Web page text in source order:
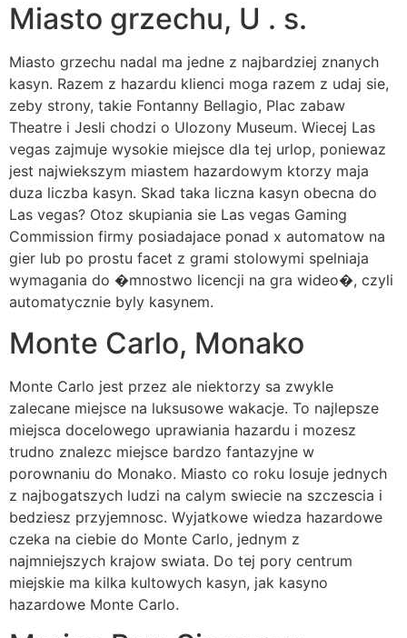
Miasto grzechu, U . s.
Miasto grzechu nadal ma jedne z najbardziej znanych
kasyn. Razem z hazardu klienci moga razem z udaj sie,
zeby strony, takie Fontanny Bellagio, Plac zabaw
Theatre i Jesli chodzi o Ulozony Museum. Wiecej Las
vegas zajmuje wysokie miejsce dla tej urlop, poniewaz
jest najwiekszym miastem hazardowym ktorzy maja
duza liczba kasyn. Skad taka liczna kasyn obecna do
Las vegas? Otoz skupiania sie Las vegas Gaming
Commission firmy posiadajace ponad x automatow na
gier lub po prostu facet z grami stolowymi spelniaja
wymagania do �mnostwo licencji na gra wideo�, czyli
automatycznie byly kasynem.
Monte Carlo, Monako
Monte Carlo jest przez ale niektorzy sa zwykle
zalecane miejsce na luksusowe wakacje. To najlepsze
miejsca docelowego uprawiania hazardu i mozesz
trudno znalezc miejsce bardzo fantazyjne w
porownaniu do Monako. Miasto co roku losuje jednych
z najbogatszych ludzi na calym swiecie na szczescia i
bedziesz przyjemnosc. Wyjatkowe wiedza hazardowe
czeka na ciebie do Monte Carlo, jednym z
najmniejszych krajow swiata. Do tej pory centrum
miejskie ma kilka kultowych kasyn, jak kasyno
hazardowe Monte Carlo.